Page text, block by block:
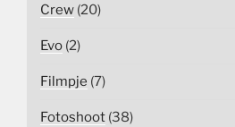
Crew (20)
Evo (2)
Filmpje (7)
Fotoshoot (38)